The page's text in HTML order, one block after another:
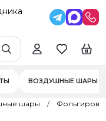
ВОЗДУШНЫЕ ШАРЫ
шары